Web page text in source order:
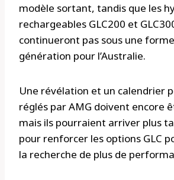
modèle sortant, tandis que les
rechargeables GLC200 et
continueront pas sous une
génération pour l’Australie.
Une révélation et un calendrier
réglés par AMG doivent encore
mais ils pourraient arriver plus
pour renforcer les options GLC
la recherche de plus de